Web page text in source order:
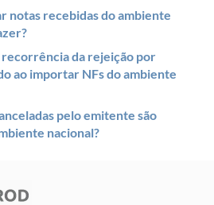
notas recebidas do ambiente
recorrência da rejeição por
ao importar NFs do ambiente
pelo emitente são
nacional?